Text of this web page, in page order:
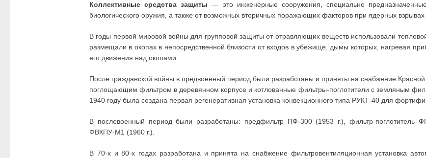
Коллективные средства защиты — это инженерные сооружения, специально
биологического оружия, а также от возможных вторичных поражающих факторов при ядерных
В годы первой мировой войны для групповой защиты от отравляющих веществ использовали
размещали в окопах в непосредственной близости от входов в убежище, дымы которых, нагревая
его движения над окопами.
После гражданской войны в предвоенный период были разработаны и приняты на снабжение
поглощающим фильтром в деревянном корпусе и котлованные фильтры-поглотители с земляным
1940 году была создана первая регенеративная установка конвекционного типа РУКТ-40 для
В послевоенный период были разработаны: предфильтр ПФ-300 (1953 г.), фильтр-поглотитель
ФВКПУ-М1 (1960 г.).
В 70-х и 80-х годах разработана и принята на снабжение фильтровентиляционная установка